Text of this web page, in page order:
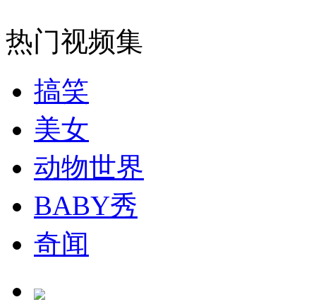
走！跟着总书记去植树
消防员救轻生者
热门视频集
搞笑
美女
动物世界
BABY秀
奇闻